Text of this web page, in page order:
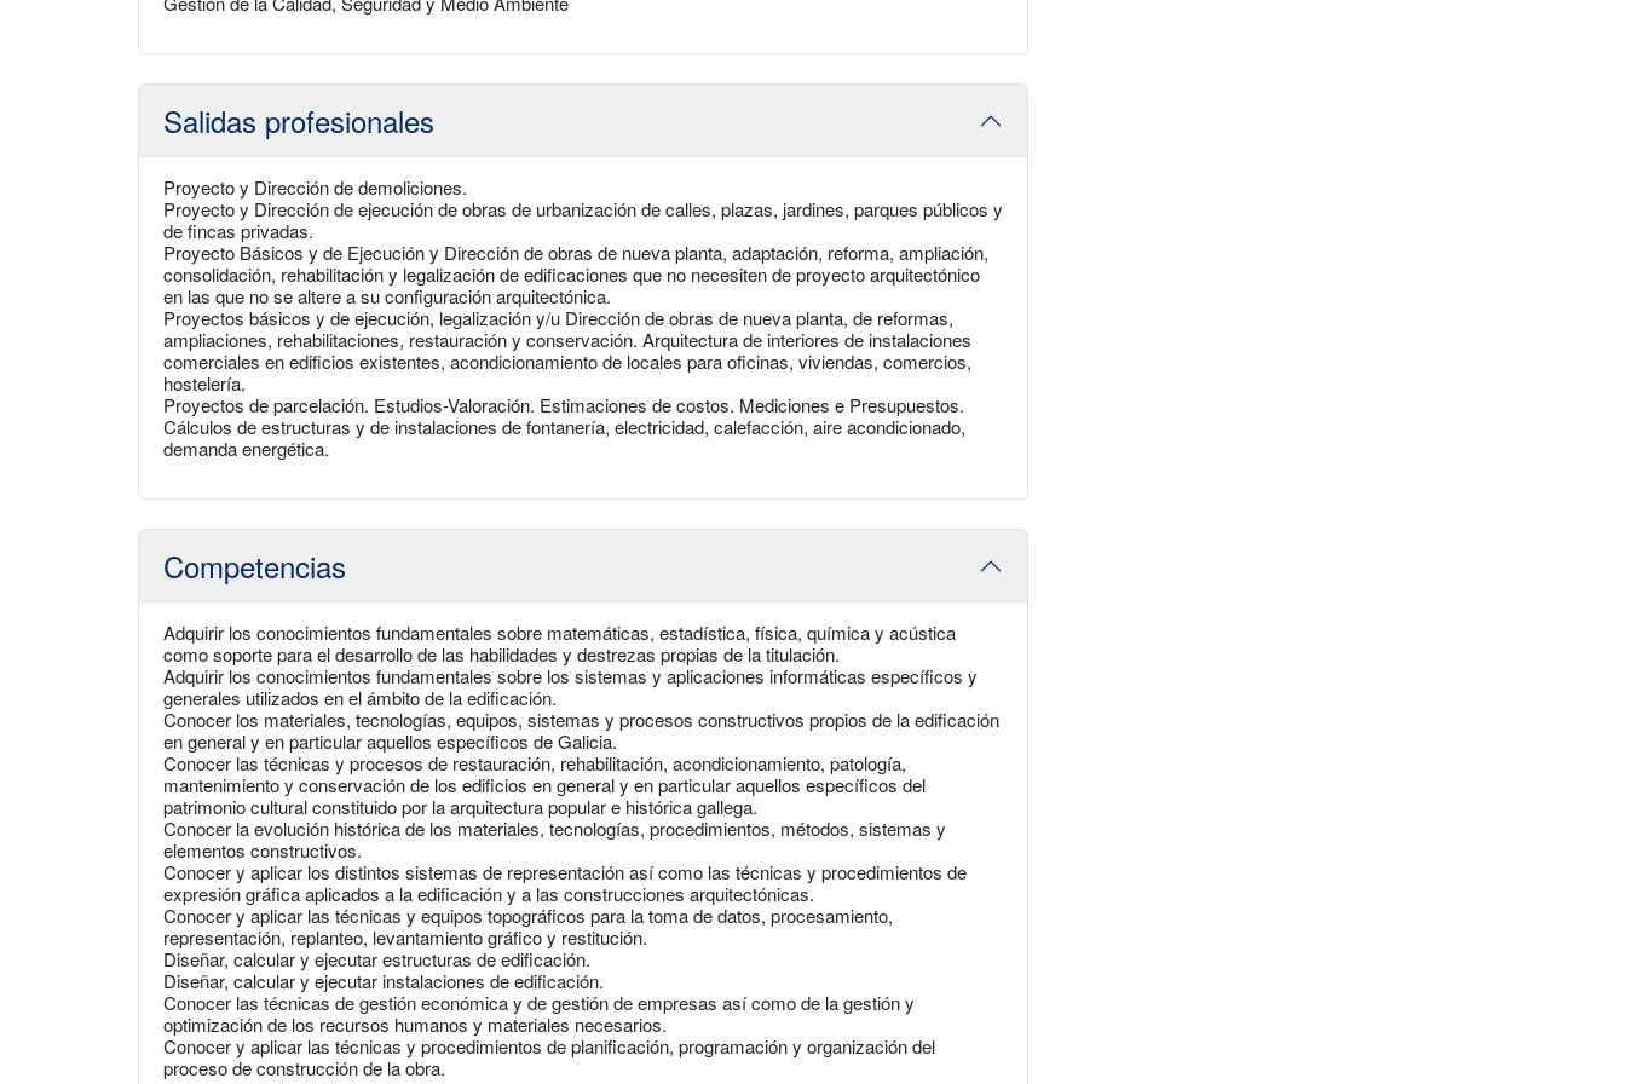
Salidas profesionales
Proyecto y Dirección de demoliciones.
Proyecto y Dirección de ejecución de obras de urbanización de calles, plazas, jardines, parques públicos y
de fincas privadas.
Proyecto Básicos y de Ejecución y Dirección de obras de nueva planta, adaptación, reforma, ampliación,
consolidación, rehabilitación y legalización de edificaciones que no necesiten de proyecto arquitectónico
en las que no se altere a su configuración arquitectónica.
Proyectos básicos y de ejecución, legalización y/u Dirección de obras de nueva planta, de reformas,
ampliaciones, rehabilitaciones, restauración y conservación. Arquitectura de interiores de instalaciones
comerciales en edificios existentes, acondicionamiento de locales para oficinas, viviendas, comercios,
hostelería.
Proyectos de parcelación. Estudios-Valoración. Estimaciones de costos. Mediciones e Presupuestos.
Cálculos de estructuras y de instalaciones de fontanería, electricidad, calefacción, aire acondicionado,
demanda energética.
Competencias
Adquirir los conocimientos fundamentales sobre matemáticas, estadística, física, química y acústica
como soporte para el desarrollo de las habilidades y destrezas propias de la titulación.
Adquirir los conocimientos fundamentales sobre los sistemas y aplicaciones informáticas específicos y
generales utilizados en el ámbito de la edificación.
Conocer los materiales, tecnologías, equipos, sistemas y procesos constructivos propios de la edificación
en general y en particular aquellos específicos de Galicia.
Conocer las técnicas y procesos de restauración, rehabilitación, acondicionamiento, patología,
mantenimiento y conservación de los edificios en general y en particular aquellos específicos del
patrimonio cultural constituido por la arquitectura popular e histórica gallega.
Conocer la evolución histórica de los materiales, tecnologías, procedimientos, métodos, sistemas y
elementos constructivos.
Conocer y aplicar los distintos sistemas de representación así como las técnicas y procedimientos de
expresión gráfica aplicados a la edificación y a las construcciones arquitectónicas.
Conocer y aplicar las técnicas y equipos topográficos para la toma de datos, procesamiento,
representación, replanteo, levantamiento gráfico y restitución.
Diseñar, calcular y ejecutar estructuras de edificación.
Diseñar, calcular y ejecutar instalaciones de edificación.
Conocer las técnicas de gestión económica y de gestión de empresas así como de la gestión y
optimización de los recursos humanos y materiales necesarios.
Conocer y aplicar las técnicas y procedimientos de planificación, programación y organización del
proceso de construcción de la obra.